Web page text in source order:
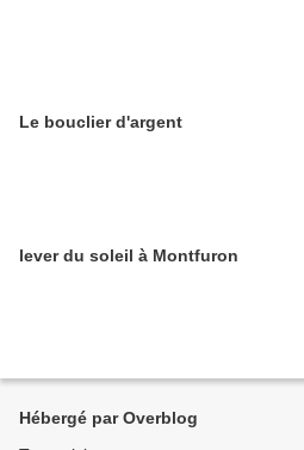
Le bouclier d'argent
lever du soleil à Montfuron
Hébergé par Overblog